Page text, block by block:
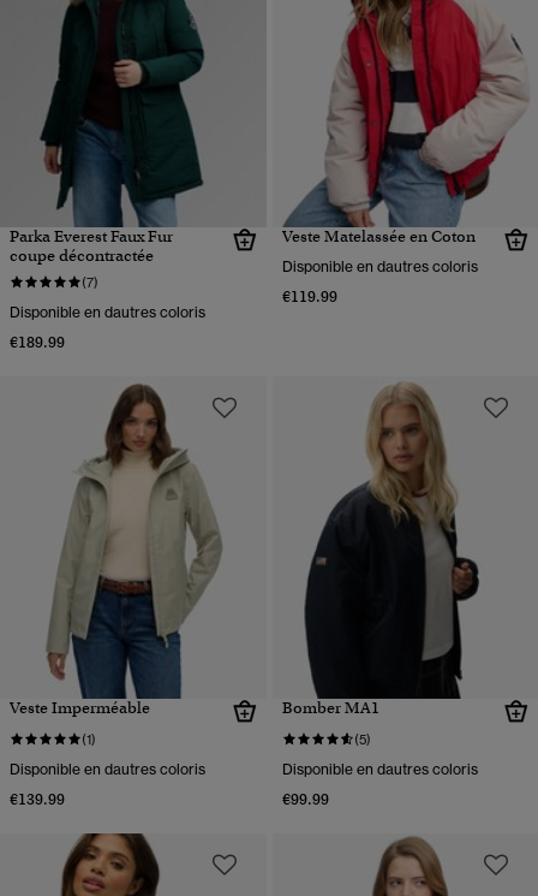
Parka Everest Faux Fur
coupe décontractée
(7)
Disponible en dautres coloris
€189.99
Veste Matelassée en Coton
Disponible en dautres coloris
€119.99
Veste Imperméable
(1)
Disponible en dautres coloris
€139.99
Bomber MA1
(5)
Disponible en dautres coloris
€99.99